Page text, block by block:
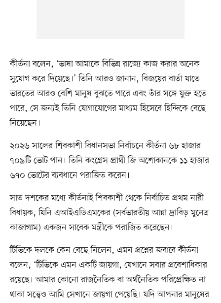
কীর্তনা বলেন, ‘ভাষা আমাকে বিভিন্ন রাজ্যে কাজ করার অনেক
সুযোগ করে দিয়েছে।’ তিনি আরও জানান, বিজয়ের বার্তা যাতে
ভারতের আরও বেশি মানুষ বুঝতে পারে এবং তাঁর সঙ্গে যুক্ত হতে
পারে, সে জন্যই তিনি যোগাযোগের মাধ্যম হিসেবে হিন্দিকে বেছে
নিয়েছেন।
২০২৬ সালের শিবকাশী বিধানসভা নির্বাচনে কীর্তনা ৬৮ হাজার
৭০৯টি ভোট পান। তিনি কংগ্রেস প্রার্থী জি অশোকানকে ১১ হাজার
৬৭০ ভোটের ব্যবধানে পরাজিত করেন।
সাত দশকের মধ্যে কীর্তনাই শিবকাশী থেকে নির্বাচিত প্রথম নারী
বিধায়ক, যিনি এআইএডিএমকের (সর্বভারতীয় আন্না দ্রাবিড় মুনেত্র
কাজাগাম) একজন সাবেক মন্ত্রীকে পরাজিত করেছেন।
টিভিকে দলকে কেন বেছে নিলেন, এমন প্রশ্নের জবাবে কীর্তনা
বলেন, ‘টিভিকে এমন একটি জায়গা, যেখানে সবার প্রবেশাধিকার
রয়েছে। আমার কোনো রাজনৈতিক বা অর্থনৈতিক পরিপ্রেক্ষিত না
থাকা সত্ত্বেও আমি সেখানে জায়গা পেয়েছি। যদি আপনার মানুষের